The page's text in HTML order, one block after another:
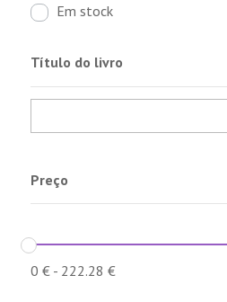
Em stock
Título do livro
Preço
0 €- 222.28 €